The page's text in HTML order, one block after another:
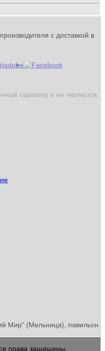
с доставкой в
характер и не являются
Мир" (Мельница), павильон
права защищены.